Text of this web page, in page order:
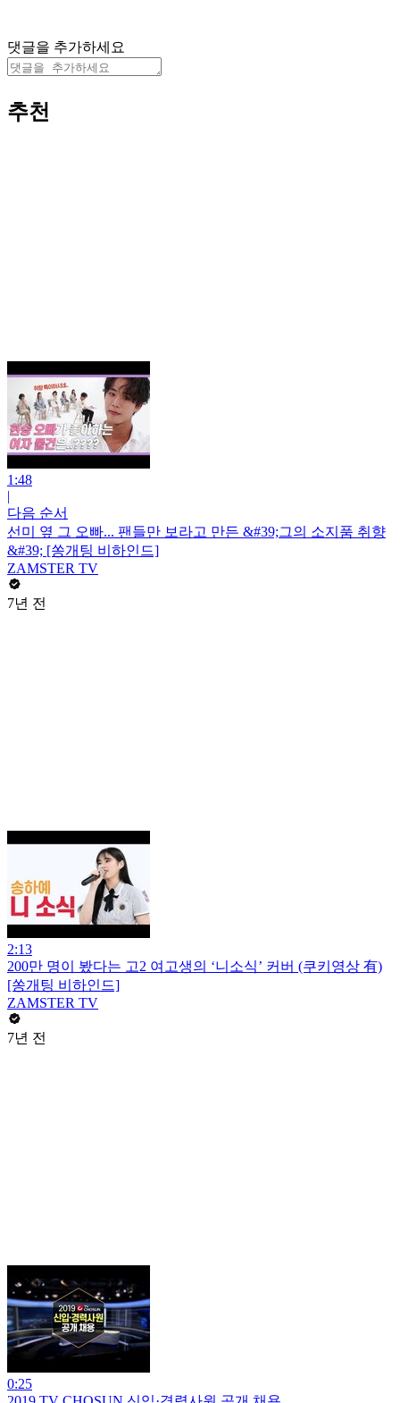
댓글을 추가하세요
추천
1:48
|
다음 순서
선미 옆 그 오빠... 팬들만 보라고 만든 &#39;그의 소지품 취향
&#39; [쏭개팅 비하인드]
ZAMSTER TV
7년 전
2:13
200만 명이 봤다는 고2 여고생의 ‘니소식’ 커버 (쿠키영상 有)
[쏭개팅 비하인드]
ZAMSTER TV
7년 전
0:25